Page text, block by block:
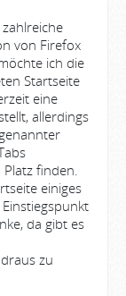
von Firefox
ich die
Startseite
eine
allerdings
finden.
einiges
da gibt es
zu